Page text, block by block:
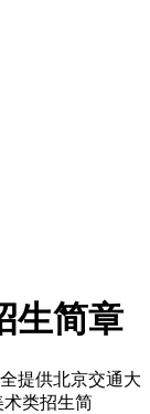
生简章
提供北京交通大
术类招生简